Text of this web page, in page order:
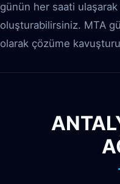
günün her saati ulaşarak
oluşturabilirsiniz. MTA
olarak çözüme